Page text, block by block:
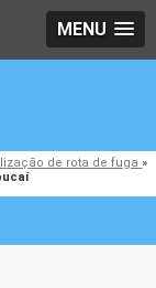
MENU
de rota de fuga»